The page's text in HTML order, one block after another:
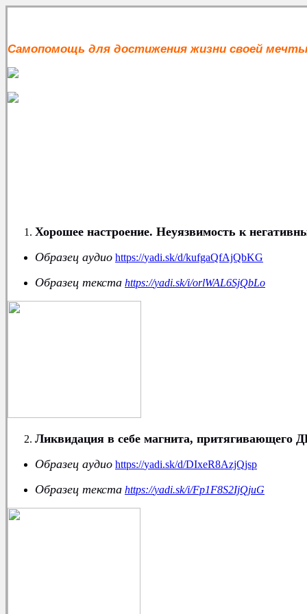
Самопомощь для достижения жизни своей
Хорошее настроение. Неуязвимость к
Образец аудио https://yadi.sk/d/kufgaQfAjQbKG
Образец текста https://yadi.sk/i/orlWAL6SjQbLo
Ликвидация в себе магнита,
Образец аудио https://yadi.sk/d/DIxeR8AzjQjsp
Образец текста https://yadi.sk/i/Fp1F8S2IjQjuG